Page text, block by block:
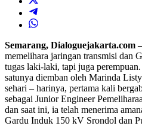
Semarang, Dialoguejakarta.com
memelihara jaringan transmisi dan
tugas laki-laki, tapi juga
satunya diemban oleh Marinda
sehari – harinya, pertama kali
sebagai Junior Engineer
dan saat ini, ia telah menerima
Gardu Induk 150 kV Srondol dan